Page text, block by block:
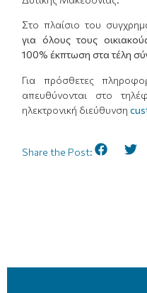
Στο πλαίσιο του
για όλους τους
100% έκπτωση στα τέλη
Για πρόσθετες
απευθύνονται στο
ηλεκτρονική διεύθυνση
Share the Post: